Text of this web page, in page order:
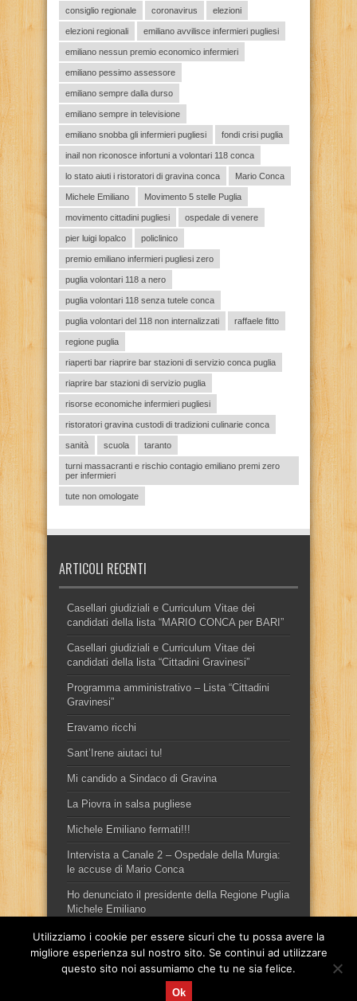
consiglio regionale coronavirus elezioni
elezioni regionali emiliano avvilisce infermieri pugliesi
emiliano nessun premio economico infermieri
emiliano pessimo assessore
emiliano sempre dalla durso
emiliano sempre in televisione
emiliano snobba gli infermieri pugliesi fondi crisi puglia
inail non riconosce infortuni a volontari 118 conca
lo stato aiuti i ristoratori di gravina conca Mario Conca
Michele Emiliano Movimento 5 stelle Puglia
movimento cittadini pugliesi ospedale di venere
pier luigi lopalco policlinico
premio emiliano infermieri pugliesi zero
puglia volontari 118 a nero
puglia volontari 118 senza tutele conca
puglia volontari del 118 non internalizzati raffaele fitto
regione puglia
riaperti bar riaprire bar stazioni di servizio conca puglia
riaprire bar stazioni di servizio puglia
risorse economiche infermieri pugliesi
ristoratori gravina custodi di tradizioni culinarie conca
sanità scuola taranto
turni massacranti e rischio contagio emiliano premi zero
per infermieri
tute non omologate
ARTICOLI RECENTI
Casellari giudiziali e Curriculum Vitae dei
candidati della lista “MARIO CONCA per BARI”
Casellari giudiziali e Curriculum Vitae dei
candidati della lista “Cittadini Gravinesi”
Programma amministrativo – Lista “Cittadini
Gravinesi”
Eravamo ricchi
Sant’Irene aiutaci tu!
Mi candido a Sindaco di Gravina
La Piovra in salsa pugliese
Michele Emiliano fermati!!!
Intervista a Canale 2 – Ospedale della Murgia:
le accuse di Mario Conca
Ho denunciato il presidente della Regione Puglia
Michele Emiliano
Sito ufficiale del candidato sindaco, per la città di Gravina in
Utilizziamo i cookie per essere sicuri che tu possa avere la
migliore esperienza sul nostro sito. Se continui ad utilizzare
questo sito noi assumiamo che tu ne sia felice.
Ok